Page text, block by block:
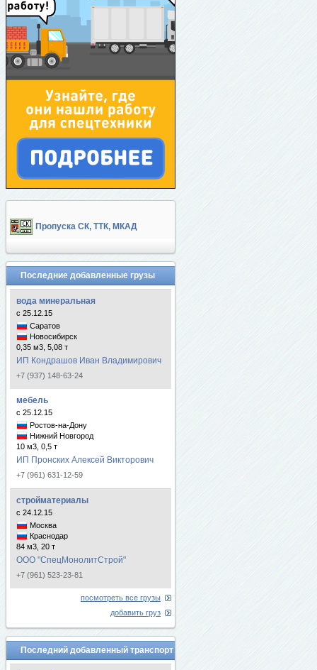
Пропуска СК, ТТК, МКАД
Последние добавленные грузы
вода минеральная
с 25.12.15
Саратов
Новосибирск
0,35 м3, 5,08 т
ИП Кондрашов Иван Владимирович
+7 (937) 148-63-24
мебель
с 25.12.15
Ростов-на-Дону
Нижний Новгород
10 м3, 0,5 т
ИП Пронских Алексей Викторович
+7 (961) 631-12-59
стройматериалы
с 24.12.15
Москва
Краснодар
84 м3, 20 т
ООО "СпецМонолитСтрой"
+7 (961) 523-23-81
посмотреть все грузы
добавить груз
Последний добавленный транспорт